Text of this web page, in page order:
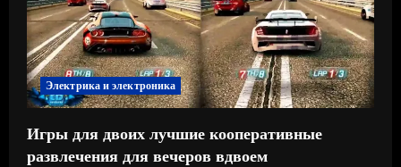
Электрика и электроника
Игры для двоих лучшие кооперативные
развлечения для вечеров вдвоем